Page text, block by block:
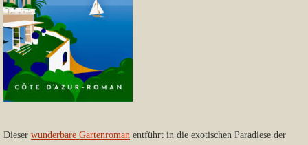
Dieser wunderbare Gartenroman entführt in die exotischen Paradiese der